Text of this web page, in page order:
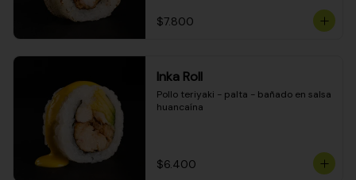
$7.800
Inka Roll
Pollo teriyaki - palta - bañado en salsa
huancaína
$6.400